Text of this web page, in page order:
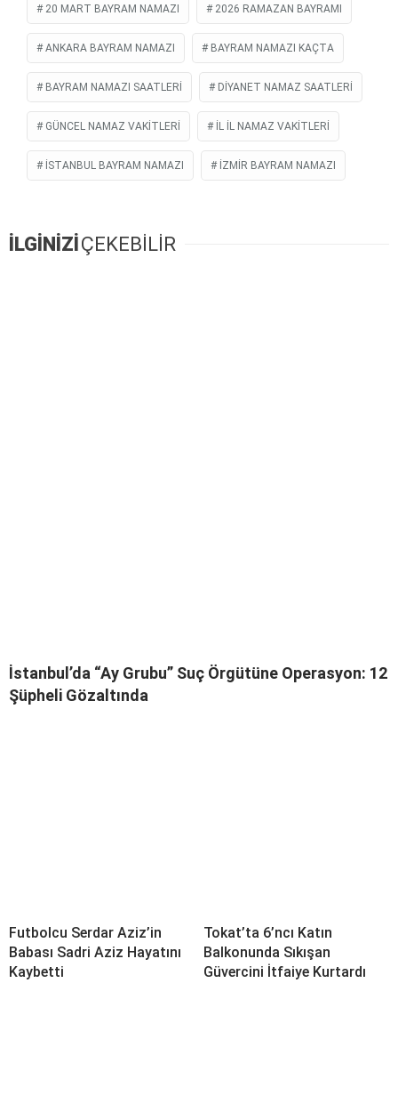
Hattı
Facebook
20 MART BAYRAM NAMAZI 2026 RAMAZAN BAYRAMI
ANKARA BAYRAM NAMAZI BAYRAM NAMAZI KAÇTA
BAYRAM NAMAZI SAATLERI DIYANET NAMAZ SAATLERI
GÜNCEL NAMAZ VAKITLERI IL IL NAMAZ VAKITLERI
ISTANBUL BAYRAM NAMAZI IZMIR BAYRAM NAMAZI
İLGİNİZİÇEKEBİLİR
İstanbul’da “Ay Grubu” Suç Örgütüne Operasyon: 12
Şüpheli Gözaltında
Futbolcu Serdar Aziz’in
Babası Sadri Aziz Hayatını
Kaybetti
Tokat’ta 6’ncı Katın
Balkonunda Sıkışan
Güvercini İtfaiye Kurtardı